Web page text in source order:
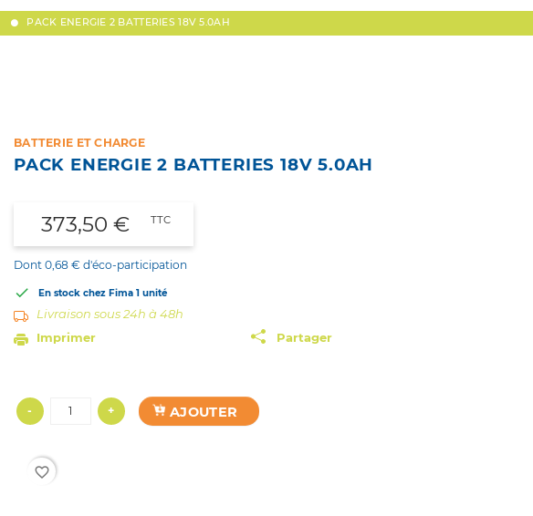
PACK ENERGIE 2 BATTERIES 18V 5.0AH
BATTERIE ET CHARGE
PACK ENERGIE 2 BATTERIES 18V 5.0AH
373,50 € TTC
Dont 0,68 € d'éco-participation
 En stock chez Fima 1 unité
Livraison sous 24h à 48h
Imprimer
Partager
- + AJOUTER
favorite_border